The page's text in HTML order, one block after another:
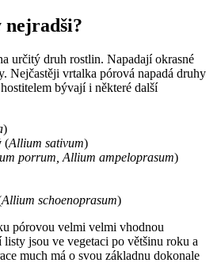
určitý druh rostlin. Napadají okrasné
Nejčastěji vrtalka pórová napadá druhy
bývají i některé další
)
(Allium sativum)
porrum, Allium ampeloprasum)
Allium schoenoprasum)
pórovou velmi velmi vhodnou
jsou ve vegetaci po většinu roku a
much má o svou základnu dokonale